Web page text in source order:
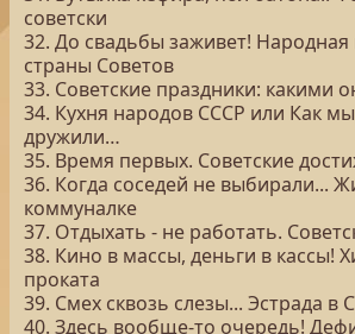
советски
32. До свадьбы заживет!
страны Советов
33. Советские праздники: какими
34. Кухня народов СССР или Как
дружили…
35. Время первых. Советские
36. Когда соседей не выбирали...
коммуналке
37. Отдыхать - не работать.
38. Кино в массы, деньги в кассы!
проката
39. Смех сквозь слезы... Эстрада в
40. Здесь вообще-то очередь!